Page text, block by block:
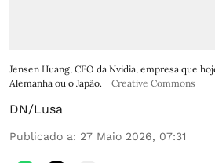
Jensen Huang, CEO da Nvidia, empresa que
Alemanha ou o Japão.
Creative Commons
DN/Lusa
Publicado a: 27 Maio 2026, 07:31